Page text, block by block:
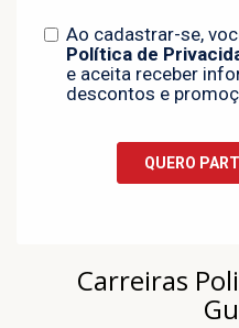
Carreiras